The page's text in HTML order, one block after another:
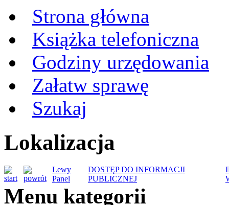
Strona główna
Książka telefoniczna
Godziny urzędowania
Załatw sprawę
Szukaj
Lokalizacja
Lewy
Panel
DOSTĘP DO INFORMACJI
PUBLICZNEJ
Menu kategorii